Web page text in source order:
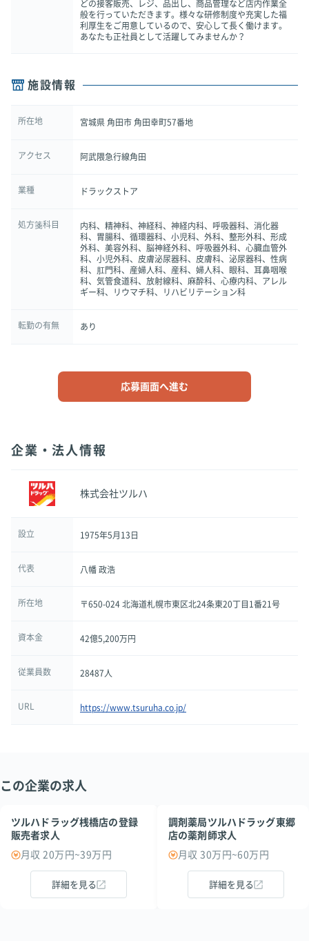
どの接客販売、レジ、品出し、商品管理など店内作業全
般を行っていただきます。様々な研修制度や充実した福
利厚生をご用意しているので、安心して長く働けます。
あなたも正社員として活躍してみませんか？
施設情報
所在地 宮城県 角田市 角田幸町57番地
アクセス 阿武隈急行線角田
業種 ドラックストア
処方箋科目
内科、精神科、神経科、神経内科、呼吸器科、消化器
科、胃腸科、循環器科、小児科、外科、整形外科、形成
外科、美容外科、脳神経外科、呼吸器外科、心臓血管外
科、小児外科、皮膚泌尿器科、皮膚科、泌尿器科、性病
科、肛門科、産婦人科、産科、婦人科、眼科、耳鼻咽喉
科、気管食道科、放射線科、麻酔科、心療内科、アレル
ギー科、リウマチ科、リハビリテーション科
転勤の有無 あり
応募画面へ進む
企業・法人情報
株式会社ツルハ
設立 1975年5月13日
代表 八幡 政浩
所在地 〒650-024 北海道札幌市東区北24条東20丁目1番21号
資本金 42億5,200万円
従業員数 28487人
URL https://www.tsuruha.co.jp/
この企業の求人
ツルハドラッグ桟橋店の登録
販売者求人
月収 20万円~39万円
詳細を見る
調剤薬局ツルハドラッグ東郷
店の薬剤師求人
月収 30万円~60万円
詳細を見る